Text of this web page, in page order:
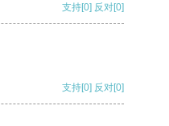
支持[0] 反对[0]
支持[0] 反对[0]